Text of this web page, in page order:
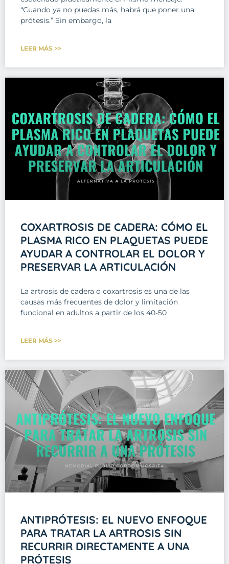
“Cuando ya no puedas más, habrá que poner una
prótesis.” Sin embargo, la
LEER MÁS >>
COXARTROSIS DE CADERA: CÓMO EL
PLASMA RICO EN PLAQUETAS PUEDE
AYUDAR A CONTROLAR EL DOLOR Y
PRESERVAR LA ARTICULACIÓN
La artrosis de cadera o coxartrosis es una de las
causas más frecuentes de dolor y limitación
funcional en adultos a partir de los 40-50
LEER MÁS >>
ANTIPRÓTESIS: EL NUEVO ENFOQUE
PARA TRATAR LA ARTROSIS SIN
RECURRIR DIRECTAMENTE A UNA
PRÓTESIS